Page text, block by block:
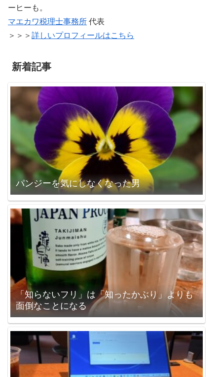
ーヒーも。
マエカワ税理士事務所 代表
＞＞＞ 詳しいプロフィールはこちら
新着記事
パンジーを気にしなくなった男
「知らないフリ」は「知ったかぶり」よりも
面倒なことになる